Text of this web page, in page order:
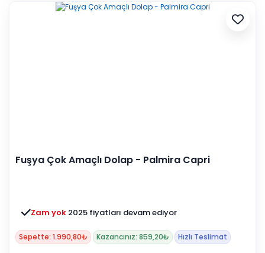
Fuşya Çok Amaçlı Dolap - Palmira Capri
Zam yok 2025 fiyatları devam ediyor
Sepette: 1.990,80₺ Kazancınız: 859,20₺ Hızlı Teslimat